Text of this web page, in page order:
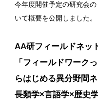
今年度開催予定の研究会
いて概要を公開しました。
AA研フィールドネッ
「フィールドワーク
らはじめる異分野間
長類学×言語学×歴史